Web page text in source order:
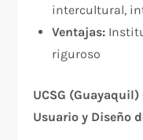
intercultural,
Ventajas:
riguroso
UCSG
Usuario y Diseño